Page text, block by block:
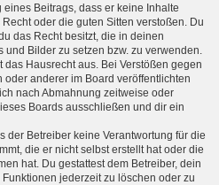
Beitrags, dass er keine Inhalte
oder die guten Sitten verstoßen. Du
das Recht besitzt, die in deinen
Bilder zu setzen bzw. zu verwenden.
das Hausrecht aus. Bei Verstößen gegen
anderer im Board veröffentlichten
nach Abmahnung zeitweise oder
Boards ausschließen und dir ein
der Betreiber keine Verantwortung für die
die er nicht selbst erstellt hat oder die
hat. Du gestattest dem Betreiber, dein
jederzeit zu löschen oder zu